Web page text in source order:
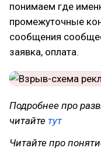
понимаем где
промежуточные
сообщения
заявка, оплата.
Подробнее про
читайте тут
Читайте про